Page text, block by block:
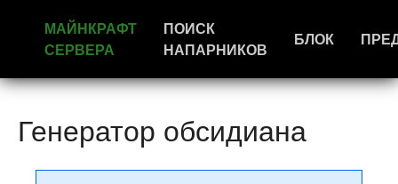
МАЙНКРАФТ
СЕРВЕРА
ПОИСК
НАПАРНИКОВ
БЛОК
Генератор обсидиана